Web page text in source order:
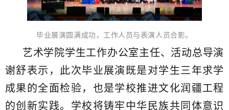
毕业展演圆满成功，工作人员与表演人员合影。
艺术学院学生工作办公室主任、活动总导演
谢舒表示，此次毕业展演既是对学生三年求学
成果的全面检验，也是学校推进文化润疆工程
的创新实践。学校将铸牢中华民族共同体意识